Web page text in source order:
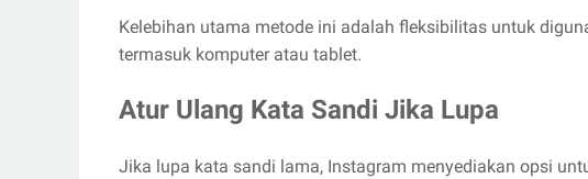
Kelebihan utama metode ini adalah fleksibilitas untuk
termasuk komputer atau tablet.
Atur Ulang Kata Sandi Jika Lupa
Jika lupa kata sandi lama, Instagram menyediakan opsi